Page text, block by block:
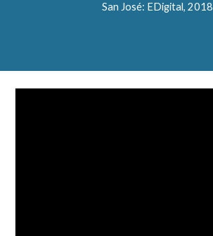
San José: EDigital, 2018